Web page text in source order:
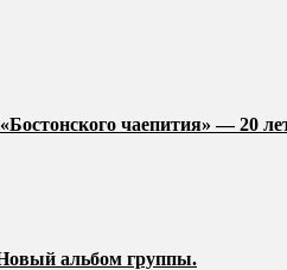
чаепития» — 20
альбом группы.